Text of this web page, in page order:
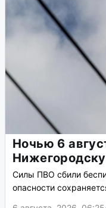
Ночью 6
Силы ПВО сбили
опасности